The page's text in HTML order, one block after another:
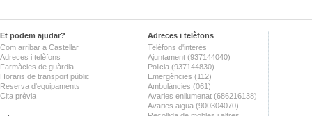
Et podem ajudar?
Com arribar a Castellar
Adreces i telèfons
Farmàcies de guàrdia
Horaris de transport públic
Reserva d'equipaments
Cita prèvia
Adreces i telèfons
Telèfons d'interès
Ajuntament (937144040)
Policia (937144830)
Emergències (112)
Ambulàncies (061)
Avaries enllumenat (686216138)
Avaries aigua (900304070)